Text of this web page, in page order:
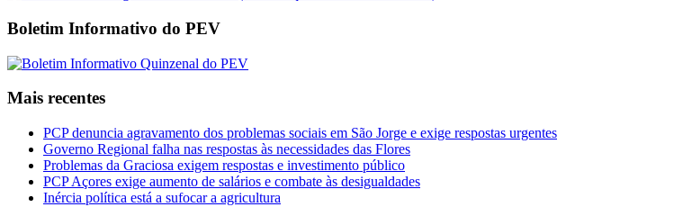
Boletim Informativo do PEV
Mais recentes
PCP denuncia agravamento dos problemas sociais em São Jorge e exige respostas urgentes
Governo Regional falha nas respostas às necessidades das Flores
Problemas da Graciosa exigem respostas e investimento público
PCP Açores exige aumento de salários e combate às desigualdades
Inércia política está a sufocar a agricultura